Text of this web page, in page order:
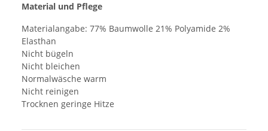
Material und Pflege
Materialangabe: 77% Baumwolle 21% Polyamide 2%
Elasthan
Nicht bügeln
Nicht bleichen
Normalwäsche warm
Nicht reinigen
Trocknen geringe Hitze